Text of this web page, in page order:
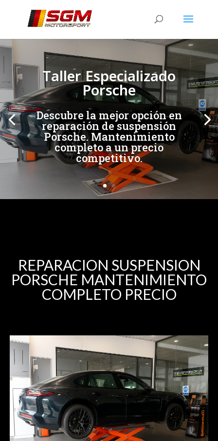
Taller Especializado
Porsche
Descubre la mejor opción en
reparación de suspensión
Porsche. Mantenimiento
completo a un precio
competitivo.
[/et_pb_slide]
REPARACION SUSPENSION
PORSCHE MANTENIMIENTO
COMPLETO PRECIO